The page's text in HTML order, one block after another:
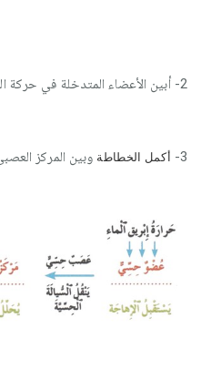
2- أبين الأعضاء المتدخلة في حركة الوثيقة 4.
3- أكمل الخطاطة وبين المركز